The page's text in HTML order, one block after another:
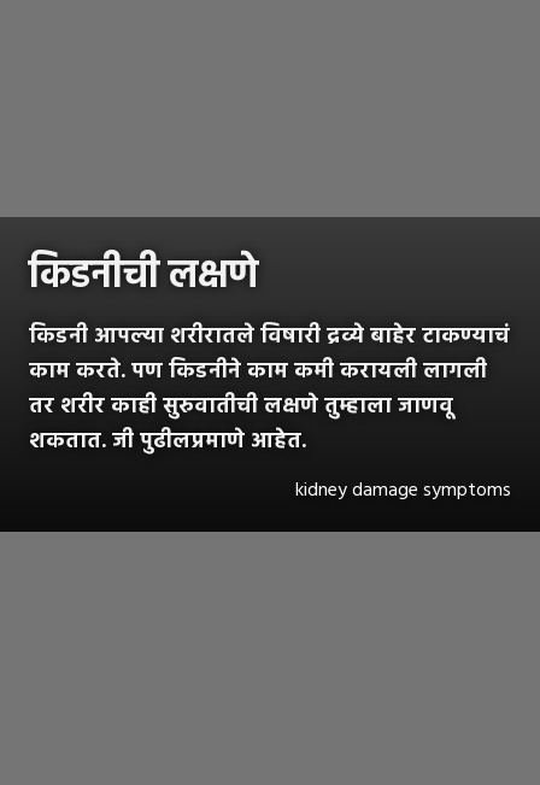
किडनीची लक्षणे
किडनी आपल्या शरीरातले विषारी द्रव्ये बाहेर टाकण्याचं
काम करते. पण किडनीने काम कमी करायली लागली
तर शरीर काही सुरुवातीची लक्षणे तुम्हाला जाणवू
शकतात. जी पुढीलप्रमाणे आहेत.
kidney damage symptoms